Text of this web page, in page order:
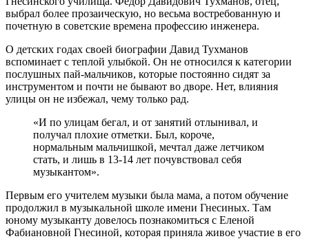
выбрал более прозаическую, но весьма востребованную и
почетную в советские времена профессию инженера.
О детских годах своей биографии Давид Тухманов
вспоминает с теплой улыбкой. Он не относился к категории
послушных пай-мальчиков, которые постоянно сидят за
инструментом и почти не бывают во дворе. Нет, влияния
улицы он не избежал, чему только рад.
«И по улицам бегал, и от занятий отлынивал, и
получал плохие отметки. Был, короче,
нормальным мальчишкой, мечтал даже летчиком
стать, и лишь в 13-14 лет почувствовал себя
музыкантом».
Первым его учителем музыки была мама, а потом обучение
продолжил в музыкальной школе имени Гнесиных. Там
юному музыканту довелось познакомиться с Еленой
Фабиановной Гнесиной, которая приняла живое участие в его